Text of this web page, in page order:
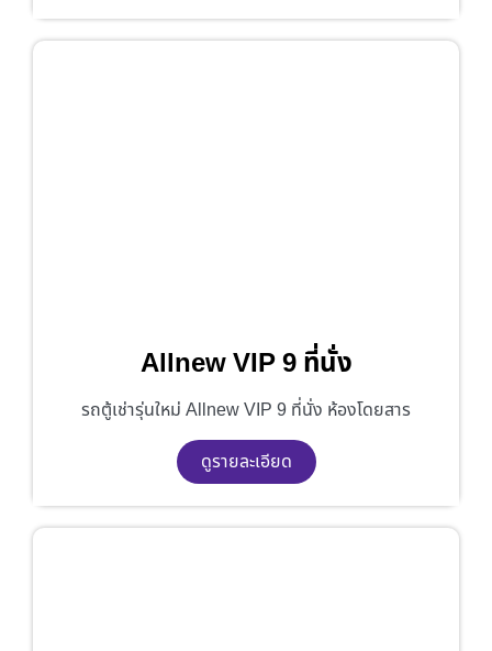
Allnew VIP 9 ที่นั่ง
รถตู้เช่ารุ่นใหม่ Allnew VIP 9 ที่นั่ง ห้องโดยสาร
ดูรายละเอียด